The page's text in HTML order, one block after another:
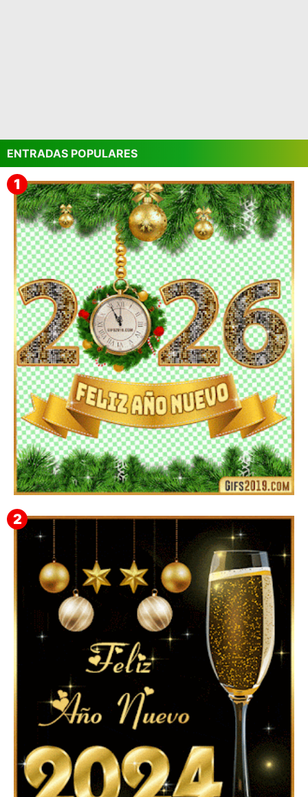
ENTRADAS POPULARES
▷ Imágenes 2026 PNG sin Fondo y Transparentes en
3D 【DESCARGAR GRATIS】 ⬇️